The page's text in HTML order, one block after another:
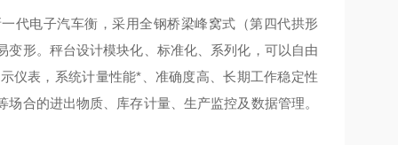
代电子汽车衡，采用全钢桥梁峰窝式（第四代拱形
形。秤台设计模块化、标准化、系列化，可以自由
仪表，系统计量性能*、准确度高、长期工作稳定性
合的进出物质、库存计量、生产监控及数据管理。